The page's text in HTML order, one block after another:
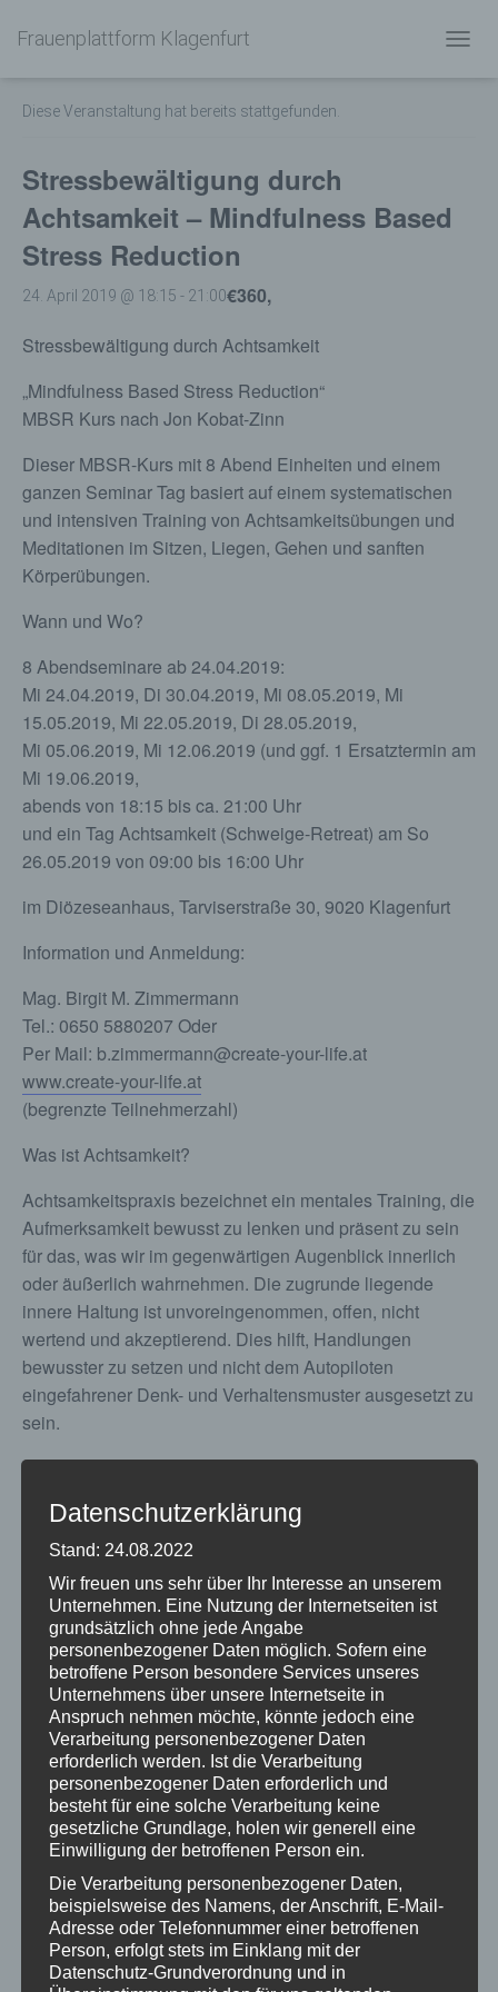
Frauenplattform Klagenfurt
« Alle Veranstaltungen
Diese Veranstaltung hat bereits stattgefunden.
Stressbewältigung durch
Achtsamkeit – Mindfulness Based
Stress Reduction
24. April 2019 @ 18:15 - 21:00€360,
Stressbewältigung durch Achtsamkeit
„Mindfulness Based Stress Reduction“
MBSR Kurs nach Jon Kobat-Zinn
Dieser MBSR-Kurs mit 8 Abend Einheiten und einem
ganzen Seminar Tag basiert auf einem systematischen
und intensiven Training von Achtsamkeitsübungen und
Meditationen im Sitzen, Liegen, Gehen und sanften
Körperübungen.
Wann und Wo?
8 Abendseminare ab 24.04.2019:
Mi 24.04.2019, Di 30.04.2019, Mi 08.05.2019, Mi
15.05.2019, Mi 22.05.2019, Di 28.05.2019,
Mi 05.06.2019, Mi 12.06.2019 (und ggf. 1 Ersatztermin am
Mi 19.06.2019,
abends von 18:15 bis ca. 21:00 Uhr
und ein Tag Achtsamkeit (Schweige-Retreat) am So
26.05.2019 von 09:00 bis 16:00 Uhr
im Diözeseanhaus, Tarviserstraße 30, 9020 Klagenfurt
Information und Anmeldung:
Mag. Birgit M. Zimmermann
Tel.: 0650 5880207 Oder
Per Mail: b.zimmermann@create-your-life.at
www.create-your-life.at
(begrenzte Teilnehmerzahl)
Was ist Achtsamkeit?
Achtsamkeitspraxis bezeichnet ein mentales Training, die
Aufmerksamkeit bewusst zu lenken und präsent zu sein
für das, was wir im gegenwärtigen Augenblick innerlich
oder äußerlich wahrnehmen. Die zugrunde liegende
innere Haltung ist unvoreingenommen, offen, nicht
wertend und akzeptierend. Dies hilft, Handlungen
bewusster zu setzen und nicht dem Autopiloten
eingefahrener Denk- und Verhaltensmuster ausgesetzt zu
sein.
MBSR (Mindfulness Based Stress Reduction –
Dieses wissenschaftliche anerkannte Programm wurde
Naturwissenschaftler, in den USA in einer Klinik
entwickelt und wird heute weltweit mit unterschiedlichen
Personengruppen zum besseren Umgang mit
Belastungen, als auch zur Prävention und
Gesundheitsförderung (in Kliniken, Schulen, öffentlichen
Einrichtungen, im Sport und in Firmen wie zu. Google,
Apple, Infineon, Nike) angeboten. Der MBSR-Kurs ist von
Religion und Weltanschauung unabhängig. Die
Jahrtausende alten Erfahrungen fernöstlicher
Weisheitstraditionen werden inzwischen von vielen
wissenschaftlichen Studien, auch von der
Gehirnforschung, bestätigt: Achtsamkeitsübungen und
speziell das MBSR-Programm führen zu einer
Verkleinerung der Angstzentren im Gehirn und trainieren
die Zentren für die Selbststeuerung. Sie erleichtern den
Datenschutzerklärung
Stand: 24.08.2022
Wir freuen uns sehr über Ihr Interesse an unserem
Unternehmen. Eine Nutzung der Internetseiten ist
grundsätzlich ohne jede Angabe
personenbezogener Daten möglich. Sofern eine
betroffene Person besondere Services unseres
Unternehmens über unsere Internetseite in
Anspruch nehmen möchte, könnte jedoch eine
Verarbeitung personenbezogener Daten
erforderlich werden. Ist die Verarbeitung
personenbezogener Daten erforderlich und
besteht für eine solche Verarbeitung keine
gesetzliche Grundlage, holen wir generell eine
Einwilligung der betroffenen Person ein.
Die Verarbeitung personenbezogener Daten,
beispielsweise des Namens, der Anschrift, E-Mail-
Adresse oder Telefonnummer einer betroffenen
Person, erfolgt stets im Einklang mit der
Datenschutz-Grundverordnung und in